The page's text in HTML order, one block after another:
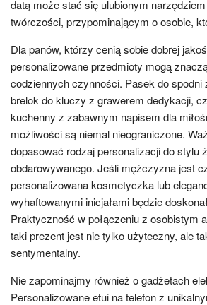
datą może stać się ulubionym
twórczości, przypominającym o osobie,
Dla panów, którzy cenią sobie dobrej
personalizowane przedmioty mogą
codziennych czynności. Pasek do spodni
brelok do kluczy z grawerem dedykacji,
kuchenny z zabawnym napisem dla
możliwości są niemal nieograniczone.
dopasować rodzaj personalizacji do stylu
obdarowywanego. Jeśli mężczyzna jest
personalizowana kosmetyczka lub
wyhaftowanymi inicjałami będzie
Praktyczność w połączeniu z osobistym
taki prezent jest nie tylko użyteczny, ale
sentymentalny.
Nie zapominajmy również o gadżetach
Personalizowane etui na telefon z